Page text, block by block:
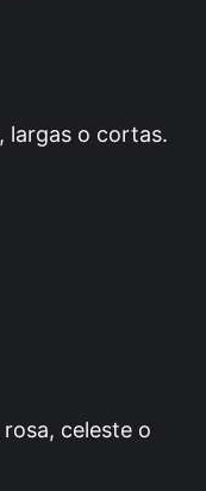
largas o cortas.
celeste o